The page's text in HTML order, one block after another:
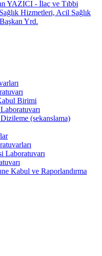
YAZICI - İlaç ve Tıbbi
Hizmetleri, Acil Sağlık
Yrd.
Birimi
(sekanslama)
Laboratuvarı
Kabul ve Raporlandırma